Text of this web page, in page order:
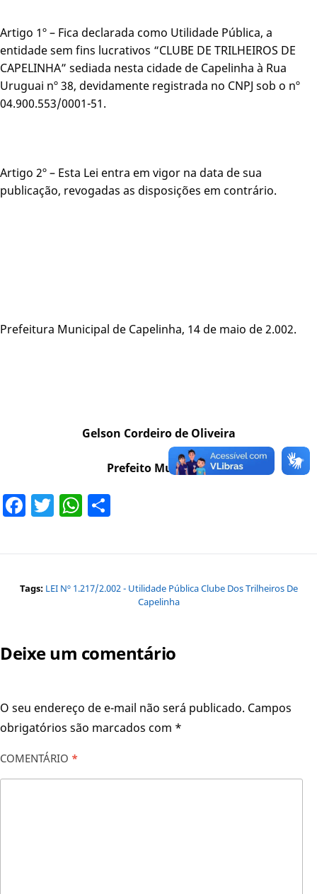
Artigo 1º – Fica declarada como Utilidade Pública, a
entidade sem fins lucrativos “CLUBE DE TRILHEIROS DE
CAPELINHA” sediada nesta cidade de Capelinha à Rua
Uruguai nº 38, devidamente registrada no CNPJ sob o nº
04.900.553/0001-51.
Artigo 2º – Esta Lei entra em vigor na data de sua
publicação, revogadas as disposições em contrário.
Prefeitura Municipal de Capelinha, 14 de maio de 2.002.
Gelson Cordeiro de Oliveira
Prefeito Municipal
Facebook
TwitterWhatsApp
Tags: LEI Nº 1.217/2.002 - Utilidade Pública Clube Dos Trilheiros De
Capelinha
Deixe um comentário
O seu endereço de e-mail não será publicado. Campos
obrigatórios são marcados com *
COMENTÁRIO *